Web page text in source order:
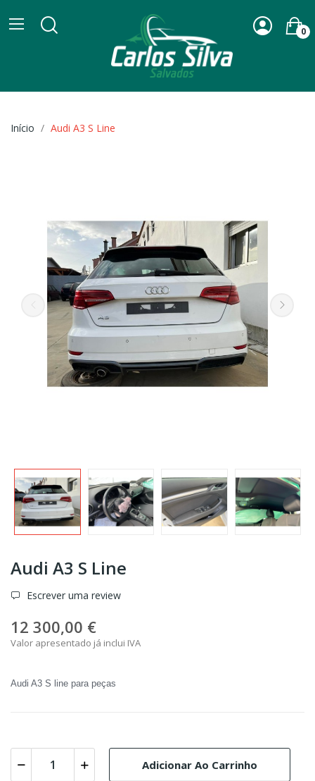
0
Início Audi A3 S Line
Audi A3 S Line
Escrever uma review
12 300,00 €
Valor apresentado já inclui IVA
Audi A3 S line para peças
Adicionar Ao Carrinho